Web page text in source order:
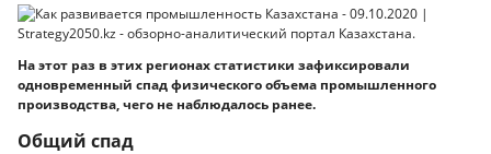
На этот раз в этих регионах статистики зафиксировали
одновременный спад физического объема промышленного
производства, чего не наблюдалось ранее.
Общий спад